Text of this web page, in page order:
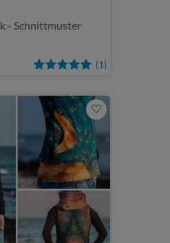
(1)
- Schnittmuster